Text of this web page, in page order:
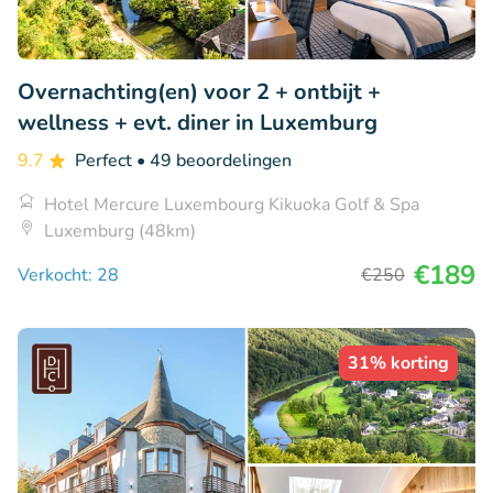
Overnachting(en) voor 2 + ontbijt +
wellness + evt. diner in Luxemburg
9.7 Perfect • 49 beoordelingen
Hotel Mercure Luxembourg Kikuoka Golf & Spa
Luxemburg (48km)
Verkocht: 28
€250 €189
31% korting